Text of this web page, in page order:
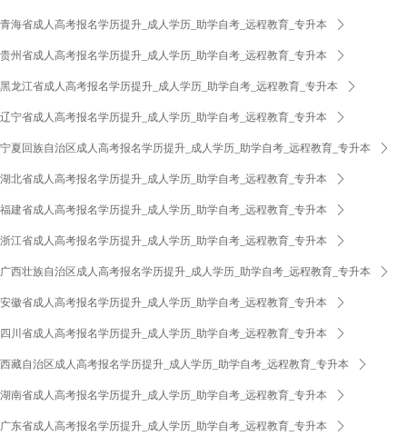
青海省成人高考报名学历提升_成人学历_助学自考_远程教育_专升本 ꄲ
贵州省成人高考报名学历提升_成人学历_助学自考_远程教育_专升本 ꄲ
黑龙江省成人高考报名学历提升_成人学历_助学自考_远程教育_专升本 ꄲ
辽宁省成人高考报名学历提升_成人学历_助学自考_远程教育_专升本 ꄲ
宁夏回族自治区成人高考报名学历提升_成人学历_助学自考_远程教育_专升本 ꄲ
湖北省成人高考报名学历提升_成人学历_助学自考_远程教育_专升本 ꄲ
福建省成人高考报名学历提升_成人学历_助学自考_远程教育_专升本 ꄲ
浙江省成人高考报名学历提升_成人学历_助学自考_远程教育_专升本 ꄲ
广西壮族自治区成人高考报名学历提升_成人学历_助学自考_远程教育_专升本 ꄲ
安徽省成人高考报名学历提升_成人学历_助学自考_远程教育_专升本 ꄲ
四川省成人高考报名学历提升_成人学历_助学自考_远程教育_专升本 ꄲ
西藏自治区成人高考报名学历提升_成人学历_助学自考_远程教育_专升本 ꄲ
湖南省成人高考报名学历提升_成人学历_助学自考_远程教育_专升本 ꄲ
广东省成人高考报名学历提升_成人学历_助学自考_远程教育_专升本 ꄲ